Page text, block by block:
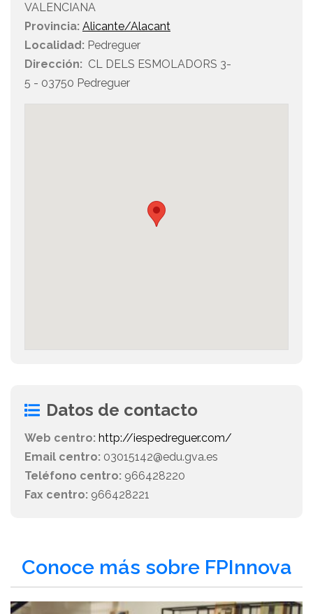
VALENCIANA
Provincia: Alicante/Alacant
Localidad: Pedreguer
Dirección: CL DELS ESMOLADORS 3-
5 - 03750 Pedreguer
Datos de contacto
Web centro: http://iespedreguer.com/
Email centro: 03015142@edu.gva.es
Teléfono centro: 966428220
Fax centro: 966428221
Conoce más sobre FPInnova